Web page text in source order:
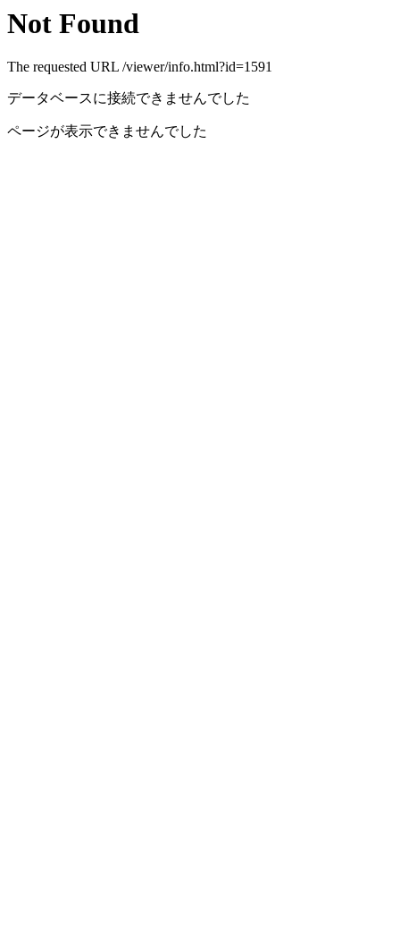
Not Found
The requested URL /viewer/info.html?id=1591
データベースに接続できませんでした
ページが表示できませんでした